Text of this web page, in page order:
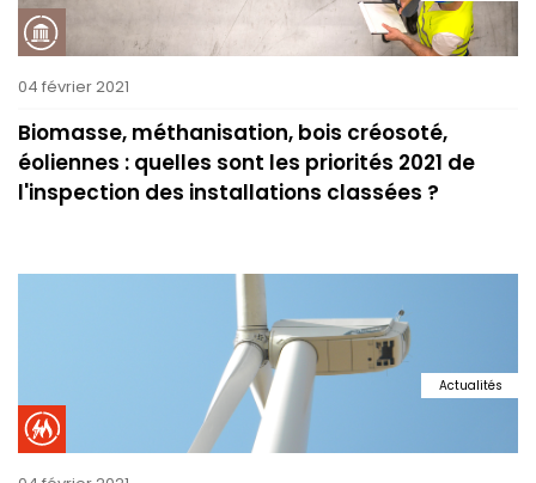
04 février 2021
Biomasse, méthanisation, bois créosoté,
éoliennes : quelles sont les priorités 2021 de
l'inspection des installations classées ?
Actualités